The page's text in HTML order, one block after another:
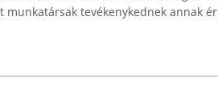
munkatársak tevékenykednek annak